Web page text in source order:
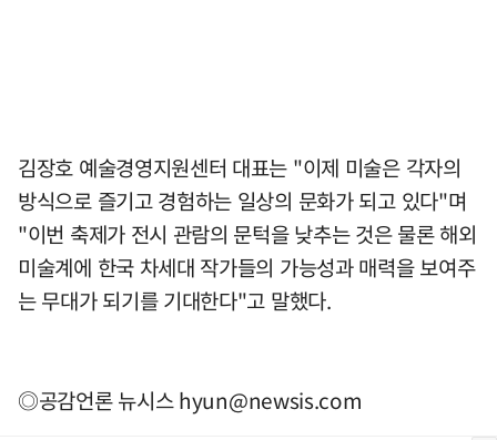
김장호 예술경영지원센터 대표는 "이제 미술은 각자의
방식으로 즐기고 경험하는 일상의 문화가 되고 있다"며
"이번 축제가 전시 관람의 문턱을 낮추는 것은 물론 해외
미술계에 한국 차세대 작가들의 가능성과 매력을 보여주
는 무대가 되기를 기대한다"고 말했다.
◎공감언론 뉴시스hyun@newsis.com